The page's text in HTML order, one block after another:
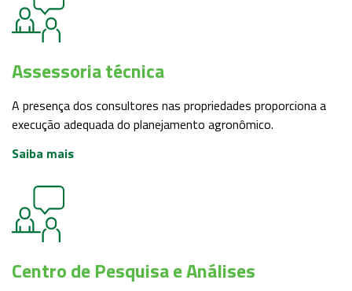
Assessoria técnica
A presença dos consultores nas propriedades proporciona a
execução adequada do planejamento agronômico.
Saiba mais
Centro de Pesquisa e Análises